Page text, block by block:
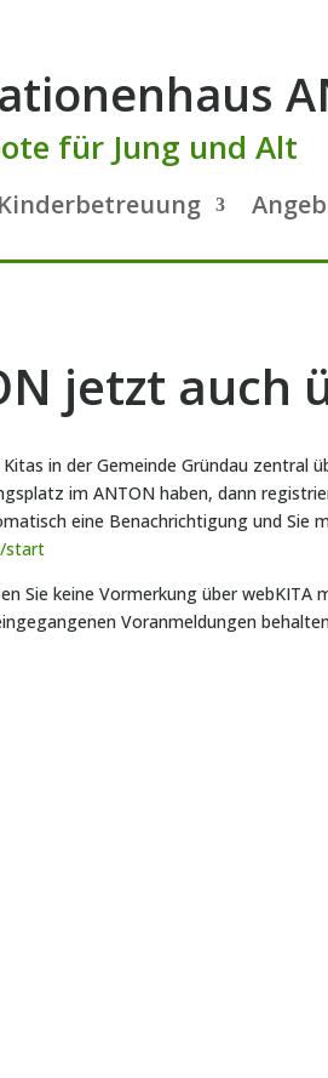
für Jung und Alt
Kinderbetreuung
jetzt auch
in der Gemeinde Gründau zentral
im ANTON haben, dann
eine Benachrichtigung und Sie
start
Sie keine Vormerkung über webKITA
Voranmeldungen